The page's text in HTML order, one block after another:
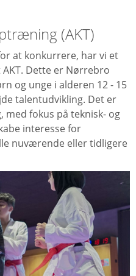
(AKT)
at konkurrere, har vi et
Dette er Nørrebro
og unge i alderen 12 - 15
talentudvikling. Det er
fokus på teknisk- og
interesse for
nuværende eller tidligere